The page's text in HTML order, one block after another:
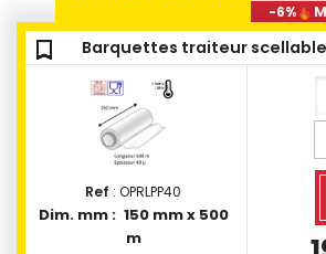
-6%
bookmark_outline
Ref : OPRLPP40
Dim. mm : 150 mm x 500
m
Barquettes traiteur
bookmark_outline
bookmark_outline
bookmark_outline
bookmark_outline
bookmark_outline
bookmark_outline
bookmark_outline